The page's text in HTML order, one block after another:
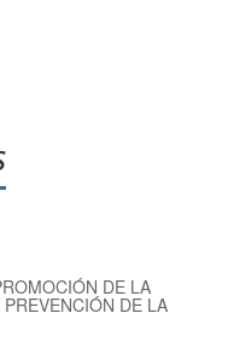
DE LA
DE LA